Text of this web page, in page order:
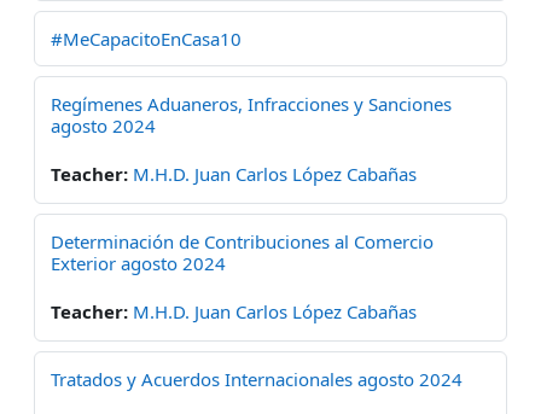
#MeCapacitoEnCasa10
Regímenes Aduaneros, Infracciones y Sanciones
agosto 2024
Teacher: M.H.D. Juan Carlos López Cabañas
Determinación de Contribuciones al Comercio
Exterior agosto 2024
Teacher: M.H.D. Juan Carlos López Cabañas
Tratados y Acuerdos Internacionales agosto 2024